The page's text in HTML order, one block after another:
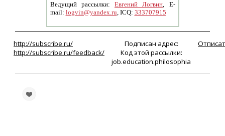
Ведущий рассылки: Евгений Логвин, E-
mail: logvin@yandex.ru, ICQ: 333707915
http://subscribe.ru/
http://subscribe.ru/feedback/
Подписан адрес:
Код этой рассылки:
job.education.philosophia